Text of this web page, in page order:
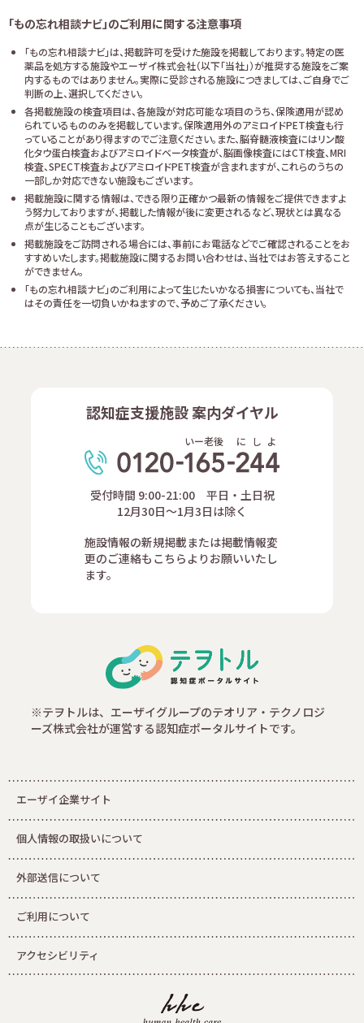
「もの忘れ相談ナビ」のご利用に関する注意事項
「もの忘れ相談ナビ」は、掲載許可を受けた施設を掲載しております。特定の医
薬品を処方する施設やエーザイ株式会社（以下「当社」）が推奨する施設をご案
内するものではありません。実際に受診される施設につきましては、ご自身でご
判断の上、選択してください。
各掲載施設の検査項目は、各施設が対応可能な項目のうち、保険適用が認め
られているもののみを掲載しています。保険適用外のアミロイドPET検査も行
っていることがあり得ますのでご注意ください。また、脳脊髄液検査にはリン酸
化タウ蛋白検査およびアミロイドベータ検査が、脳画像検査にはCT検査、MRI
検査、SPECT検査およびアミロイドPET検査が含まれますが、これらのうちの
一部しか対応できない施設もございます。
掲載施設に関する情報は、できる限り正確かつ最新の情報をご提供できますよ
う努力しておりますが、掲載した情報が後に変更されるなど、現状とは異なる
点が生じることもございます。
掲載施設をご訪問される場合には、事前にお電話などでご確認されることをお
すすめいたします。掲載施設に関するお問い合わせは、当社ではお答えすること
ができません。
「もの忘れ相談ナビ」のご利用によって生じたいかなる損害についても、当社で
はその責任を一切負いかねますので、予めご了承ください。
認知症支援施設 案内ダイヤル
いー老後 に し よ
受付時間 9:00-21:00 平日・土日祝
12月30日～1月3日は除く
施設情報の新規掲載または掲載情報変
更のご連絡もこちらよりお願いいたし
ます。
※テヲトルは、エーザイグループのテオリア・テクノロジ
ーズ株式会社が運営する認知症ポータルサイトです。
エーザイ企業サイト
個人情報の取扱いについて
外部送信について
ご利用について
アクセシビリティ